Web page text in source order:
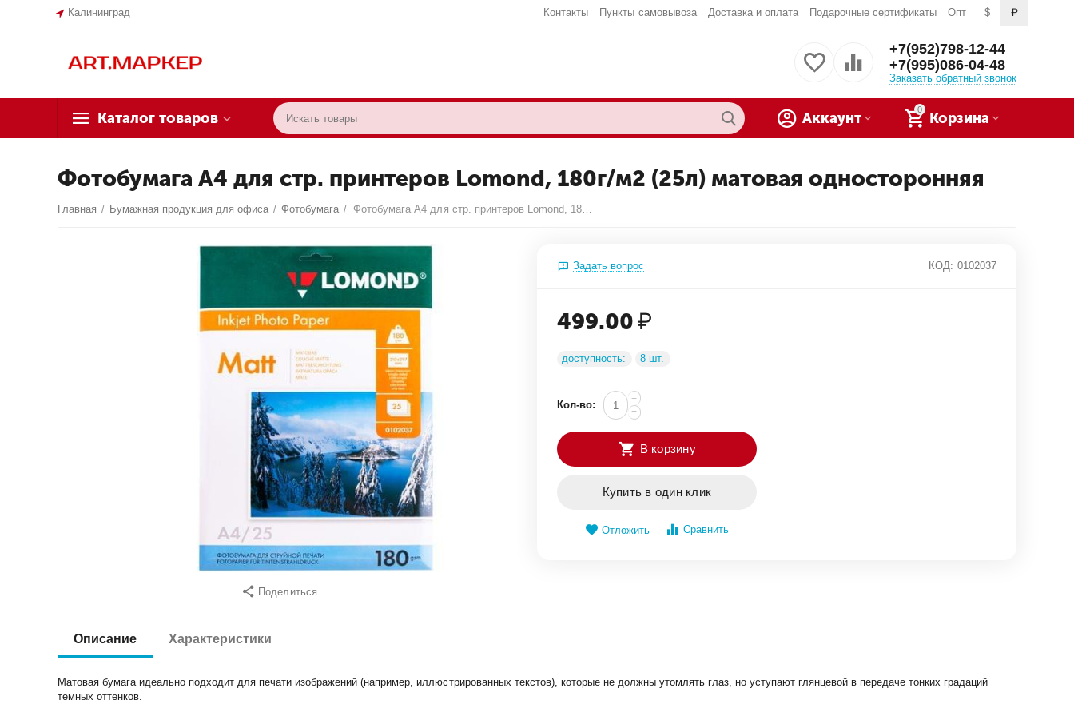
Калининград $ ₽
Контакты Пункты самовывоза Доставка и оплата Подарочные сертификаты Опт
+7(952)798-12-44
+7(995)086-04-48
Заказать обратный звонок
Каталог товаров
0
Корзина
Аккаунт
Фотобумага А4 для стр. принтеров Lomond, 180г/м2 (25л) матовая односторонняя
Главная / Бумажная продукция для офиса / Фотобумага / Фотобумага А4 для стр. принтеров Lomond, 180г/м2 (25л) матовая односторонняя
Поделиться
Задать вопрос КОД: 0102037
499.00₽
доступность: 8 шт.
Кол-во:
+
−
В корзину
Купить в один клик
Отложить Сравнить
Описание Характеристики
Матовая бумага идеально подходит для печати изображений (например, иллюстрированных текстов), которые не должны утомлять глаз, но уступают глянцевой в передаче тонких градаций
темных оттенков.